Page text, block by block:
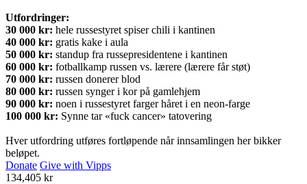
Utfordringer:
30 000 kr: hele russestyret spiser chili i kantinen
40 000 kr: gratis kake i aula
50 000 kr: standup fra russepresidentene i kantinen
60 000 kr: fotballkamp russen vs. lærere (lærere får støt)
70 000 kr: russen donerer blod
80 000 kr: russen synger i kor på gamlehjem
90 000 kr: noen i russestyret farger håret i en neon-farge
100 000 kr: Synne tar «fuck cancer» tatovering
Hver utfordring utføres fortløpende når innsamlingen her bikker
beløpet.
Donate Give with Vipps
134,405 kr